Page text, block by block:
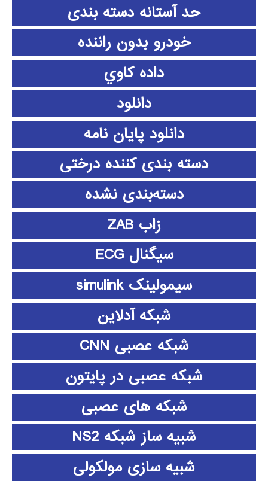
حد آستانه دسته بندی
خودرو بدون راننده
داده كاوي
دانلود
دانلود پايان نامه
دسته بندی کننده درختی
دسته‌بندی نشده
زاب ZAB
سیگنال ECG
سیمولینک simulink
شبکه آدلاین
شبکه عصبی CNN
شبکه عصبی در پایتون
شبکه های عصبی
شبیه ساز شبکه NS2
شبیه سازی مولکولی